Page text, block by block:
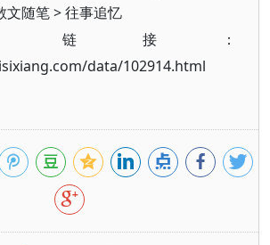
文随笔>往事追忆
链接：
data/102914.html